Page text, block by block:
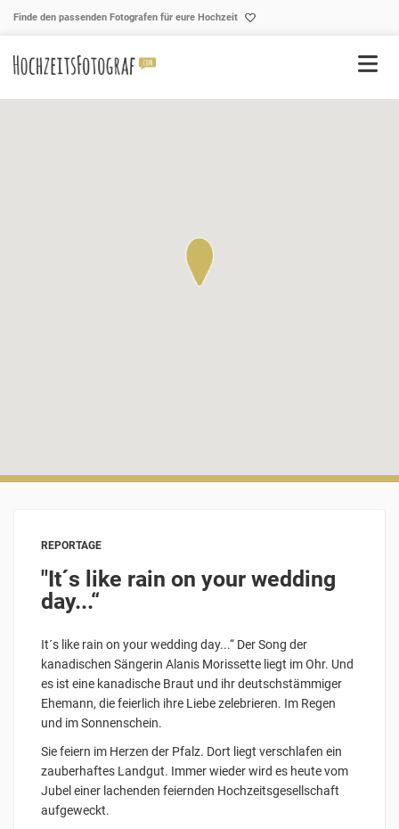
Finde den passenden Fotografen für eure Hochzeit
REPORTAGE
"It´s like rain on your wedding
day...“
It´s like rain on your wedding day...“ Der Song der
kanadischen Sängerin Alanis Morissette liegt im Ohr. Und
es ist eine kanadische Braut und ihr deutschstämmiger
Ehemann, die feierlich ihre Liebe zelebrieren. Im Regen
und im Sonnenschein.
Sie feiern im Herzen der Pfalz. Dort liegt verschlafen ein
zauberhaftes Landgut. Immer wieder wird es heute vom
Jubel einer lachenden feiernden Hochzeitsgesellschaft
aufgeweckt.